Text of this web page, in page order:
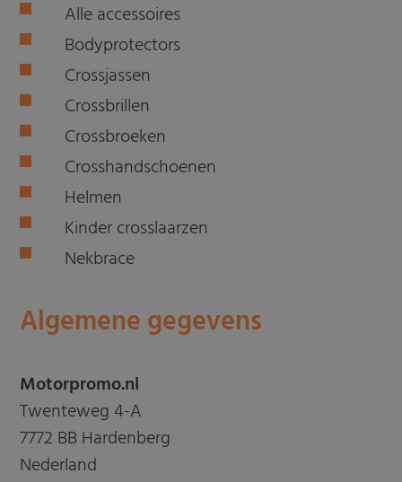
Alle accessoires
Bodyprotectors
Crossjassen
Crossbrillen
Crossbroeken
Crosshandschoenen
Helmen
Kinder crosslaarzen
Nekbrace
Algemene gegevens
Motorpromo.nl
Twenteweg 4-A
7772 BB Hardenberg
Nederland